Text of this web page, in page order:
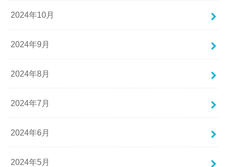
2024年10月
2024年9月
2024年8月
2024年7月
2024年6月
2024年5月